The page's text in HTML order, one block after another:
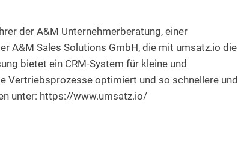
der A&M Unternehmerberatung, einer
A&M Sales Solutions GmbH, die mit umsatz.io die
bietet ein CRM-System für kleine und
Vertriebsprozesse optimiert und so schnellere und
unter: https://www.umsatz.io/